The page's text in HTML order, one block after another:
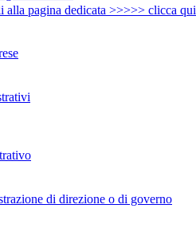
alla pagina dedicata >>>>> clicca qui
di direzione o di governo